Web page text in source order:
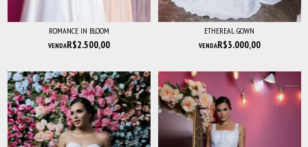
ROMANCE IN BLOOM
VENDAR$2.500,00
ETHEREAL GOWN
VENDAR$3.000,00